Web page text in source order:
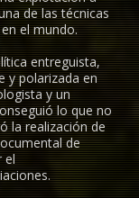
de las técnicas
el mundo.
entreguista,
y polarizada en
y un
lo que no
la realización de
de
el